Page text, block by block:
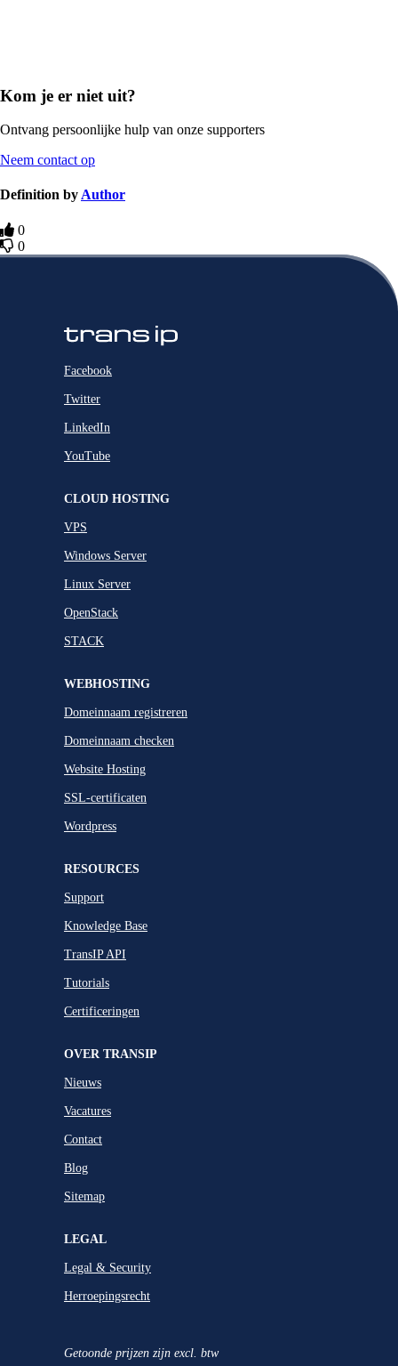
Kom je er niet uit?
Ontvang persoonlijke hulp van onze supporters
Neem contact op
Definition byAuthor
0
0
Facebook
Twitter
LinkedIn
YouTube
CLOUD HOSTING
VPS
Windows Server
Linux Server
OpenStack
STACK
WEBHOSTING
Domeinnaam registreren
Domeinnaam checken
Website Hosting
SSL-certificaten
Wordpress
RESOURCES
Support
Knowledge Base
TransIP API
Tutorials
Certificeringen
OVER TRANSIP
Nieuws
Vacatures
Contact
Blog
Sitemap
LEGAL
Legal & Security
Herroepingsrecht
Getoonde prijzen zijn excl. btw